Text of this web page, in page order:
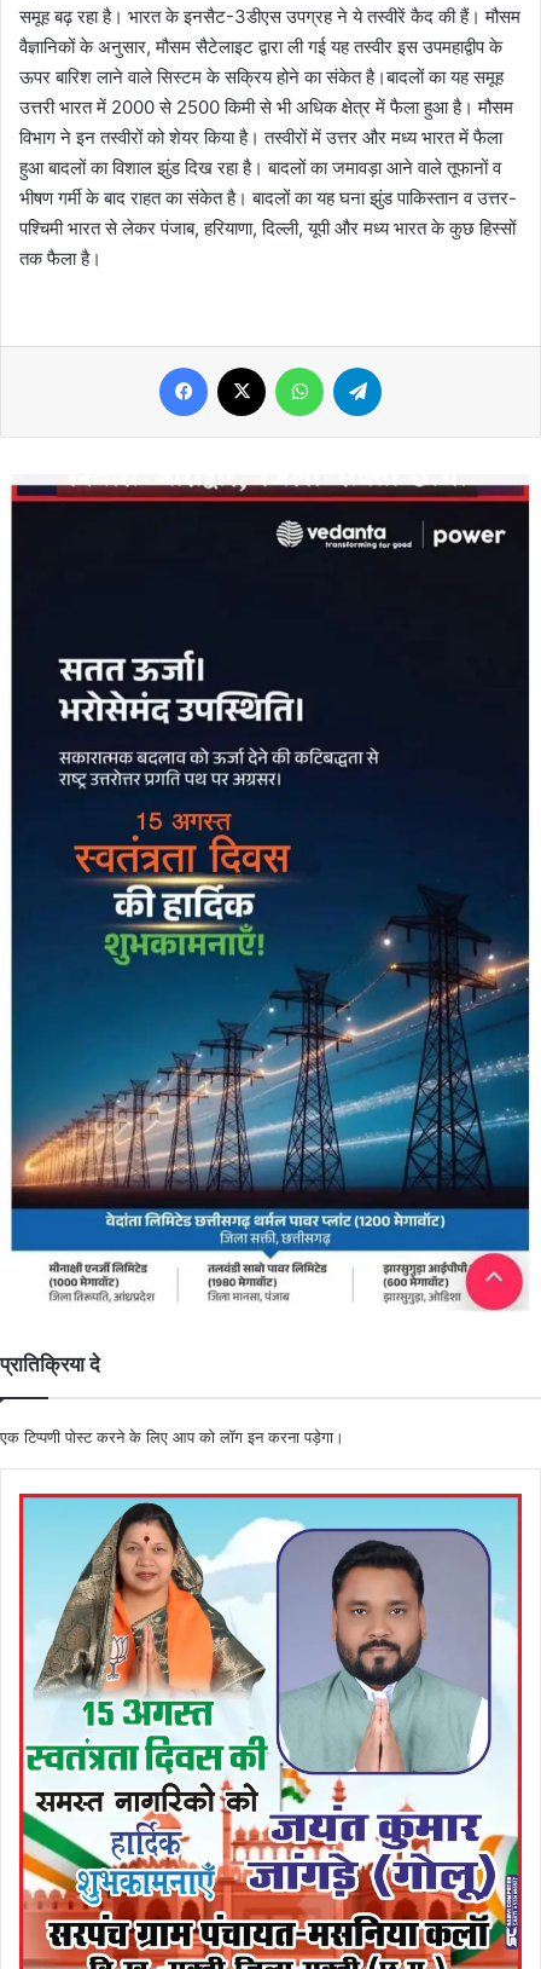
समूह बढ़ रहा है। भारत के इनसैट-3डीएस उपग्रह ने ये तस्वीरें कैद की हैं। मौसम
वैज्ञानिकों के अनुसार, मौसम सैटेलाइट द्वारा ली गई यह तस्वीर इस उपमहाद्वीप के
ऊपर बारिश लाने वाले सिस्टम के सक्रिय होने का संकेत है।बादलों का यह समूह
उत्तरी भारत में 2000 से 2500 किमी से भी अधिक क्षेत्र में फैला हुआ है। मौसम
विभाग ने इन तस्वीरों को शेयर किया है। तस्वीरों में उत्तर और मध्य भारत में फैला
हुआ बादलों का विशाल झुंड दिख रहा है। बादलों का जमावड़ा आने वाले तूफानों व
भीषण गर्मी के बाद राहत का संकेत है। बादलों का यह घना झुंड पाकिस्तान व उत्तर-
पश्चिमी भारत से लेकर पंजाब, हरियाणा, दिल्ली, यूपी और मध्य भारत के कुछ हिस्सों
तक फैला है।
Facebook WhatsApp
प्रातिक्रिया दे
एक टिप्पणी पोस्ट करने के लिए आप कोलॉग इनकरना पड़ेगा।